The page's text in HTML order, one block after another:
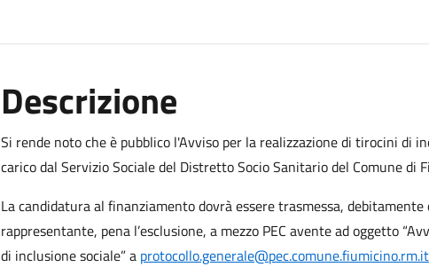
Descrizione
Si rende noto che è pubblico l'Avviso per la realizzazione di tirocini di
carico dal Servizio Sociale del Distretto Socio Sanitario del Comune di
La candidatura al finanziamento dovrà essere trasmessa,
rappresentante, pena l’esclusione, a mezzo PEC avente ad oggetto
di inclusione sociale” a protocollo.generale@pec.comune.fiumicino.rm.it